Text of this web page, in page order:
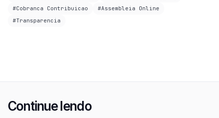
#Cobranca Contribuicao #Assembleia Online
#Transparencia
Continue lendo